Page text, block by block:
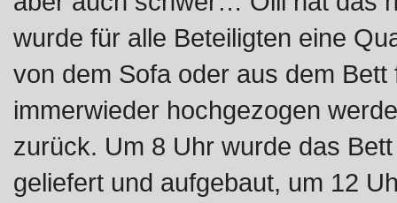
wurde für alle Beteiligten eine
von dem Sofa oder aus dem
immerwieder hochgezogen
zurück. Um 8 Uhr wurde das
geliefert und aufgebaut, um 12